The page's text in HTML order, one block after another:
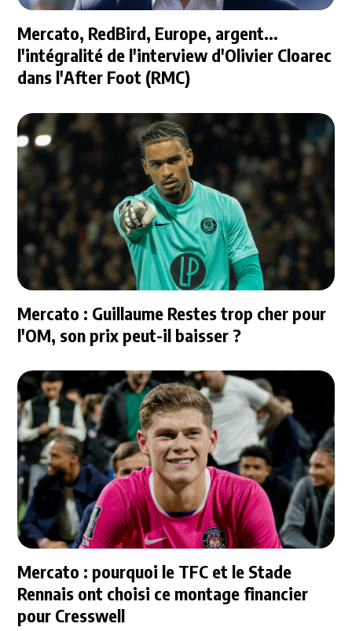
Mercato, RedBird, Europe, argent...
l'intégralité de l'interview d'Olivier Cloarec
dans l'After Foot (RMC)
Mercato : Guillaume Restes trop cher pour
l'OM, son prix peut-il baisser ?
Mercato : pourquoi le TFC et le Stade
Rennais ont choisi ce montage financier
pour Cresswell